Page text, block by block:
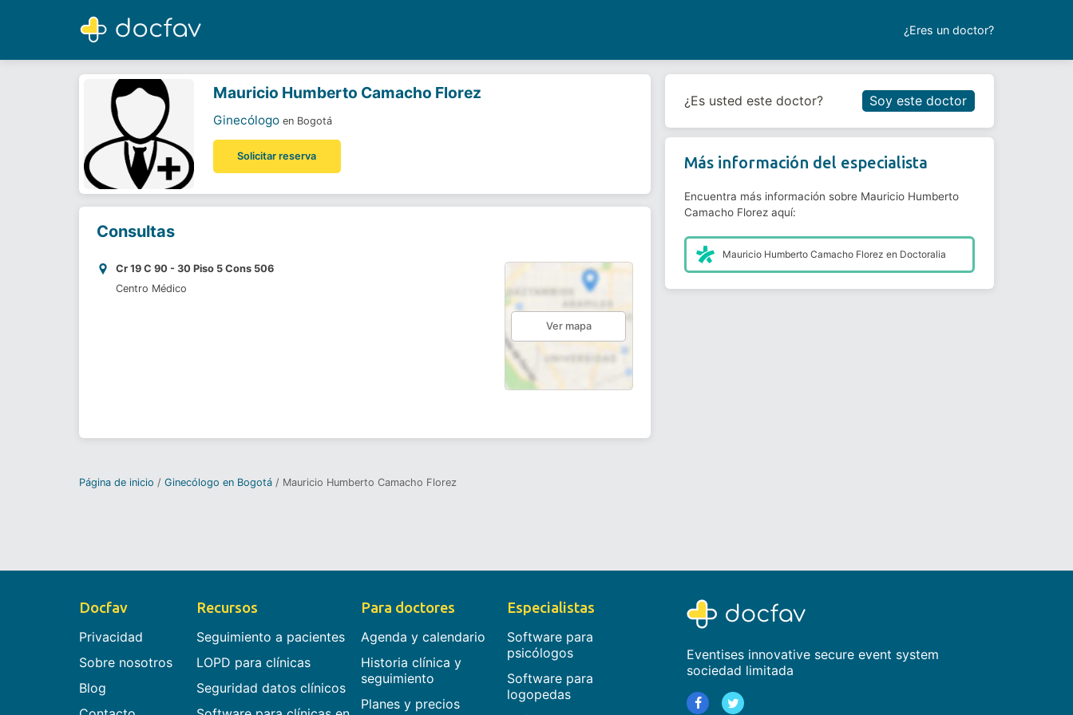
¿Eres un doctor?
Mauricio Humberto Camacho Florez
Ginecólogo
Reservar cita
Mauricio Humberto Camacho Florez
Ginecólogo en Bogotá
Solicitar reserva
Consultas
Cr 19 C 90 - 30 Piso 5 Cons 506
Centro Médico
Ver mapa
¿Es usted este doctor? Soy este doctor
Más información del especialista
Encuentra más información sobre Mauricio Humberto
Camacho Florez aquí:
Mauricio Humberto Camacho Florez en Doctoralia
Página de inicio Ginecólogo en Bogotá Mauricio Humberto Camacho Florez
Docfav
Privacidad
Sobre nosotros
Blog
Recursos
Seguimiento a pacientes
LOPD para clínicas
Seguridad datos clínicos
Para doctores
Agenda y calendario
Historia clínica y
seguimiento
Planes y precios
Especialistas
Software para
psicólogos
Software para
logopedas
Eventises innovative secure event system
sociedad limitada